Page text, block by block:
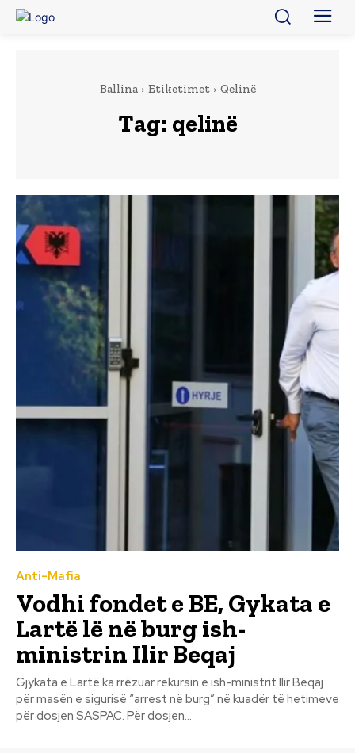
Ballina Etiketimet Qelinë
Tag: qelinë
Anti-Mafia
Vodhi fondet e BE, Gykata e
Lartë lë në burg ish-
ministrin Ilir Beqaj
Gjykata e Lartë ka rrëzuar rekursin e ish-ministrit Ilir Beqaj
për masën e sigurisë “arrest në burg” në kuadër të hetimeve
për dosjen SASPAC. Për dosjen...